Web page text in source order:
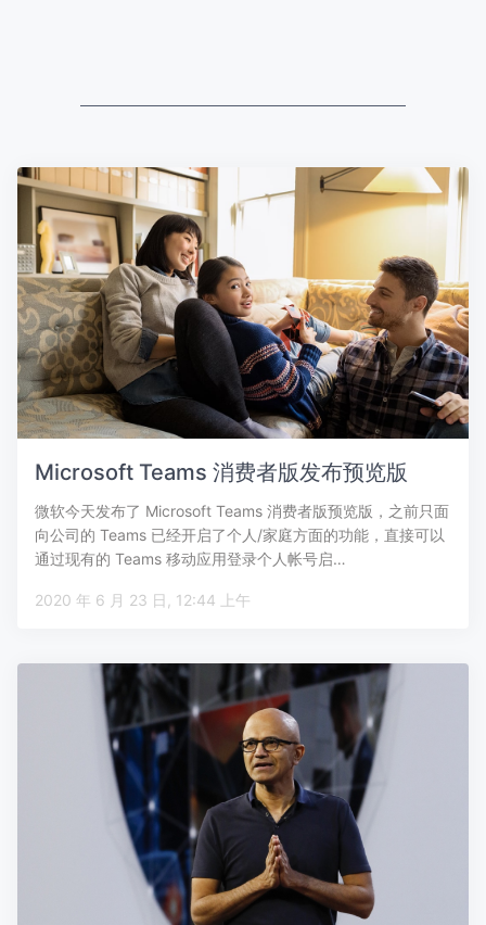
Microsoft Teams 消费者版发布预览版
微软今天发布了 Microsoft Teams 消费者版预览版，之前只面
向公司的 Teams 已经开启了个人/家庭方面的功能，直接可以
通过现有的 Teams 移动应用登录个人帐号启…
2020 年 6 月 23 日, 12:44 上午